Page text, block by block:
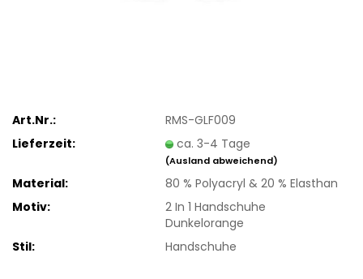
Art.Nr.:
RMS-GLF009
Lieferzeit:
ca. 3-4 Tage
(Ausland abweichend)
Material:
80 % Polyacryl & 20 % Elasthan
Motiv:
2 In 1 Handschuhe
Dunkelorange
Stil:
Handschuhe